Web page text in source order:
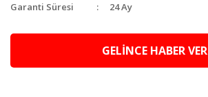
Garanti Süresi
24 Ay
GELİNCE HABER VER